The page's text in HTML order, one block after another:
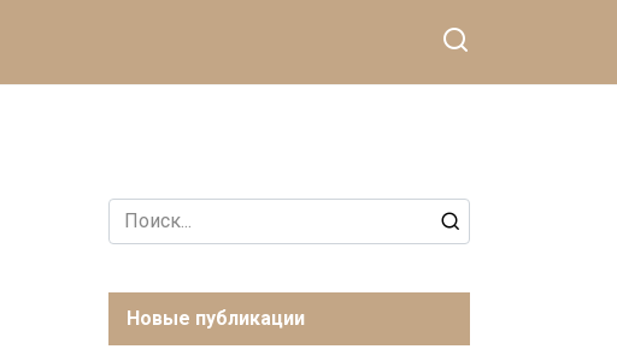
Search
for:
Новые публикации